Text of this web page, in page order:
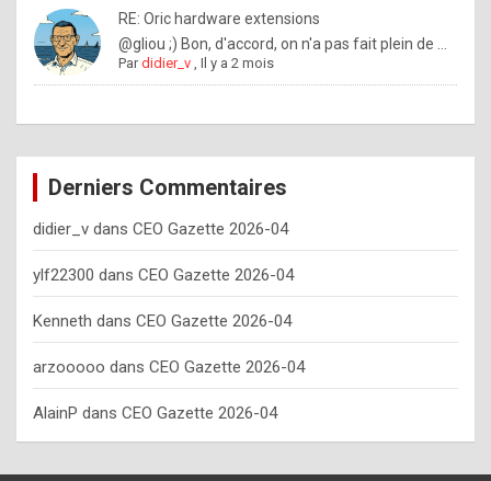
o
w
o
e
y
o
u
s
h
o
RE: Oric hardware extensions
@gliou ;) Bon, d'accord, on n'a pas fait plein de ...
Pardidier_v ,Il y a 2 mois
Derniers Commentaires
didier_v dans CEO Gazette 2026-04
ylf22300 dans CEO Gazette 2026-04
Kenneth dans CEO Gazette 2026-04
arzooooo dans CEO Gazette 2026-04
AlainP dans CEO Gazette 2026-04